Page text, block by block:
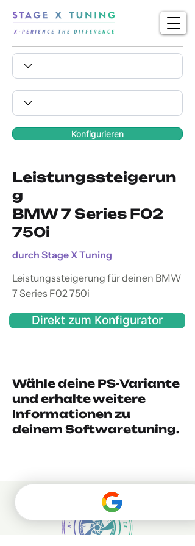
Konfigurieren
Leistungssteigerun
g
BMW 7 Series F02
750i
durch Stage X Tuning
Leistungssteigerung für deinen BMW
7 Series F02 750i
Direkt zum Konfigurator
Wähle deine PS-Variante
und erhalte weitere
Informationen zu
deinem Softwaretuning.